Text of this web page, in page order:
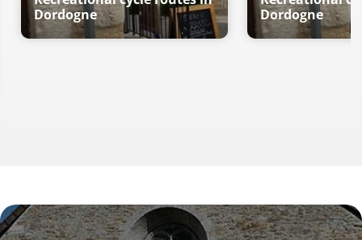
Dordogne
Dordogne